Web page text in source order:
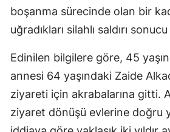
boşanma sürecinde olan bir
uğradıkları silahlı saldırı
Edinilen bilgilere göre, 45
annesi 64 yaşındaki Zaide
ziyareti için akrabalarına gitti.
ziyaret dönüşü evlerine doğru